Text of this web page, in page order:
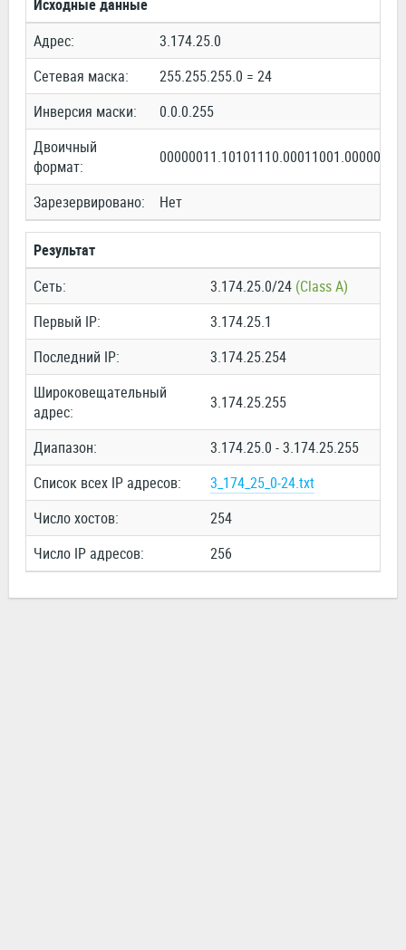
Исходные данные
Адрес:
3.174.25.0
Сетевая маска:
255.255.255.0 = 24
Инверсия маски:
0.0.0.255
Двоичный
формат:
00000011.10101110.00011001.00000000
Зарезервировано: Нет
Результат
Сеть:
3.174.25.0/24 (Class A)
Первый IP:
3.174.25.1
Последний IP:
3.174.25.254
Широковещательный
адрес:
3.174.25.255
Диапазон:
3.174.25.0 - 3.174.25.255
Список всех IP адресов:
3_174_25_0-24.txt
Число хостов:
254
Число IP адресов:
256